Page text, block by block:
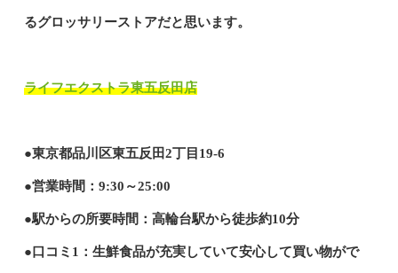
るグロッサリーストアだと思います。
ライフエクストラ東五反田店
●東京都品川区東五反田2丁目19-6
●営業時間：9:30～25:00
●駅からの所要時間：高輪台駅から徒歩約10分
●口コミ1：生鮮食品が充実していて安心して買い物がで